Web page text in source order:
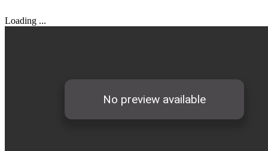
Loading ...